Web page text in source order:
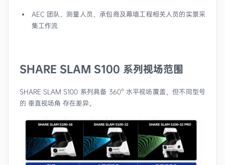
AEC 团队、测量人员、承包商及幕墙工程相关人员的实景采
集工作流
SHARE SLAM S100 系列视场范围
SHARE SLAM S100 系列具备 360° 水平视场覆盖，但不同型号
的 垂直视场角 存在差异。